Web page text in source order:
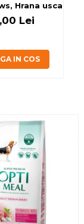
mica, 14kg
Hrana uscata
Lei
IN COS